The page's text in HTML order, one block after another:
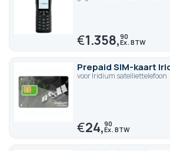
€1.358,90
Prepaid SIM-kaart
voor Iridium satelliettelefoon
€24,90